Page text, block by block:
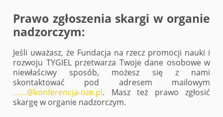
Prawo zgłoszenia skargi w organie
nadzorczym:
Jeśli uważasz, że Fundacja na rzecz promocji nauki i
rozwoju TYGIEL przetwarza Twoje dane osobowe w
niewłaściwy sposób, możesz się z nami
skontaktować pod adresem mailowym
.......@konferencja-oze.pl. Masz też prawo zgłosić
skargę w organie nadzorczym.